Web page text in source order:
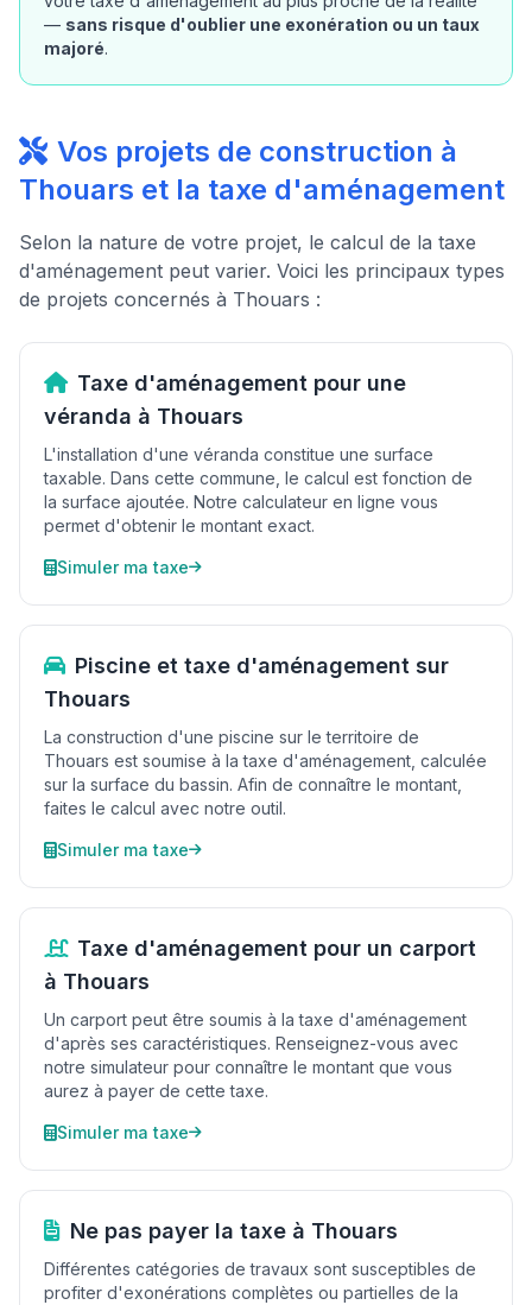
— sans risque d'oublier une exonération ou un taux
majoré.
Vos projets de construction à
Thouars et la taxe d'aménagement
Selon la nature de votre projet, le calcul de la taxe
d'aménagement peut varier. Voici les principaux types
de projets concernés à Thouars :
Taxe d'aménagement pour une
véranda à Thouars
L'installation d'une véranda constitue une surface
taxable. Dans cette commune, le calcul est fonction de
la surface ajoutée. Notre calculateur en ligne vous
permet d'obtenir le montant exact.
Simuler ma taxe
Piscine et taxe d'aménagement sur
Thouars
La construction d'une piscine sur le territoire de
Thouars est soumise à la taxe d'aménagement, calculée
sur la surface du bassin. Afin de connaître le montant,
faites le calcul avec notre outil.
Simuler ma taxe
Taxe d'aménagement pour un carport
à Thouars
Un carport peut être soumis à la taxe d'aménagement
d'après ses caractéristiques. Renseignez-vous avec
notre simulateur pour connaître le montant que vous
aurez à payer de cette taxe.
Simuler ma taxe
Ne pas payer la taxe à Thouars
Différentes catégories de travaux sont susceptibles de
profiter d'exonérations complètes ou partielles de la